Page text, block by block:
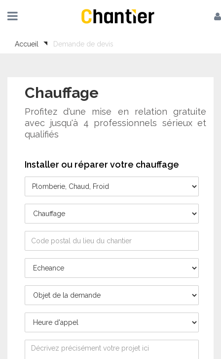
Accueil Demande de devis
Chauffage
Profitez d'une mise en relation gratuite
avec jusqu'à 4 professionnels sérieux et
qualifiés
Installer ou réparer votre chauffage